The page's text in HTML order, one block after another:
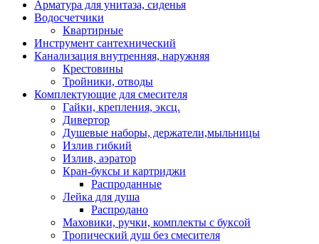
Арматура для унитаза, сиденья
Водосчетчики
Квартирные
Инструмент сантехнический
Канализация внутренняя, наружняя
Крестовины
Тройники, отводы
Комплектующие для смесителя
Гайки, крепления, эксц.
Дивертор
Душевые наборы, держатели,мыльницы
Излив гибкий
Излив, аэратор
Кран-буксы и картриджи
Распроданные
Лейка для душа
Распродано
Маховики, ручки, комплекты с буксой
Тропический душ без смесителя